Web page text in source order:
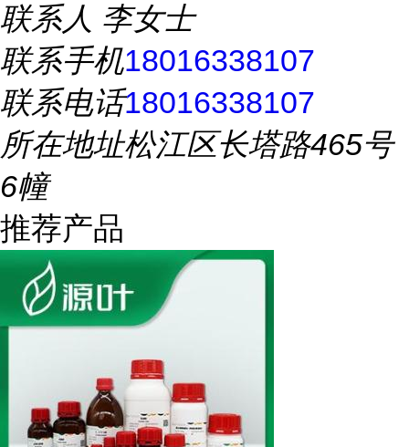
联系人 李女士
联系手机18016338107
联系电话18016338107
所在地址松江区长塔路465号
6幢
推荐产品